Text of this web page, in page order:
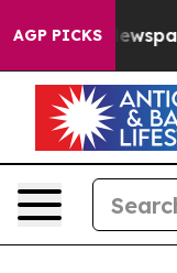
AGP PICKSOwner